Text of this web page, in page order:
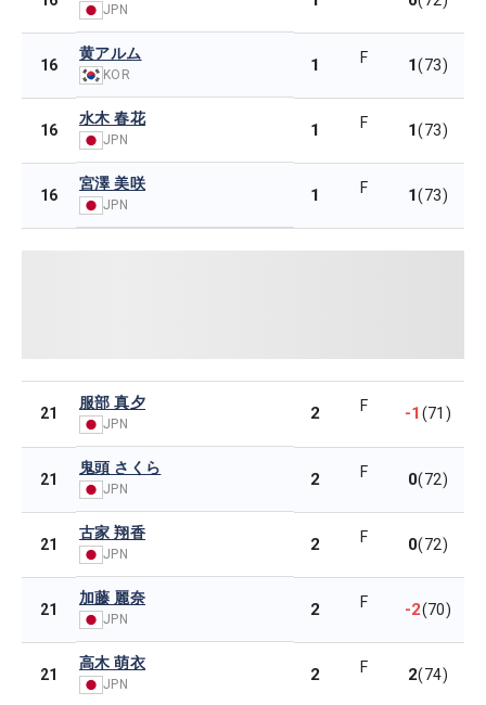
JPN
16
黄アルム
KOR 1 F 1(73)
16
水木 春花
JPN 1 F 1(73)
16
宮澤 美咲
JPN 1 F 1(73)
21
服部 真夕
JPN
2 F -1(71)
21
鬼頭 さくら
JPN 2 F 0(72)
21
古家 翔香
JPN 2 F 0(72)
21
加藤 麗奈
JPN 2 F -2(70)
21
高木 萌衣
JPN 2 F 2(74)